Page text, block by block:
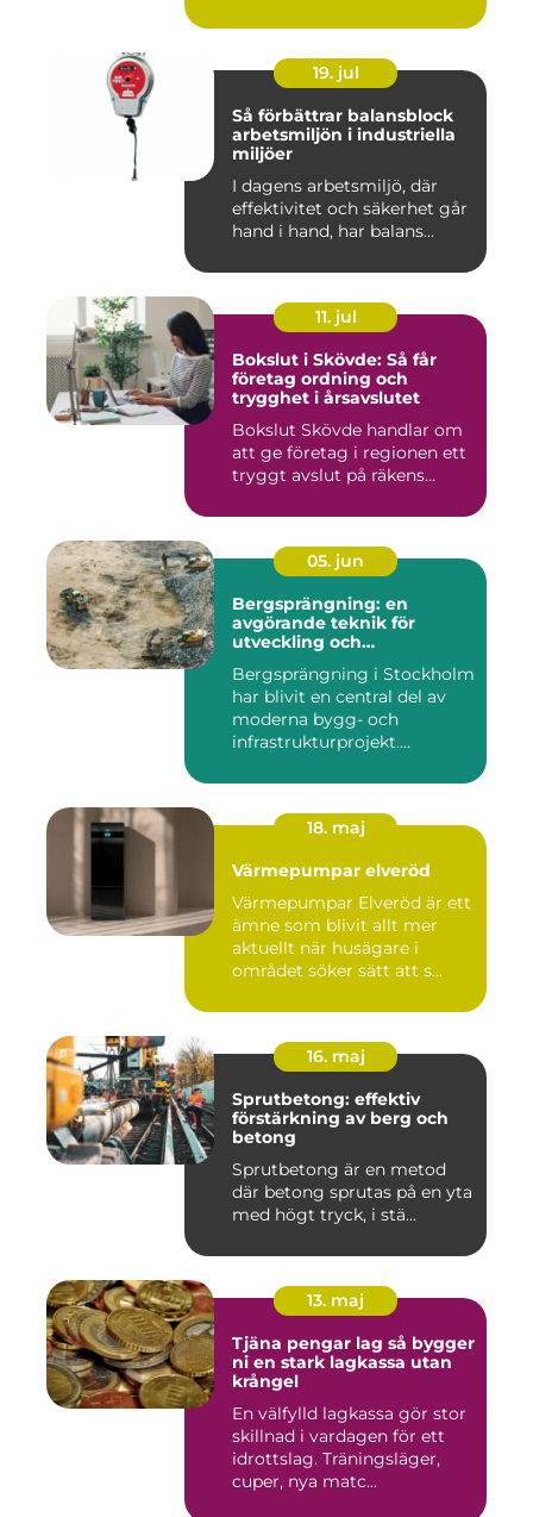
19. jul
Så förbättrar balansblock
arbetsmiljön i industriella
miljöer
I dagens arbetsmiljö, där
effektivitet och säkerhet går
hand i hand, har balans...
11. jul
Bokslut i Skövde: Så får
företag ordning och
trygghet i årsavslutet
Bokslut Skövde handlar om
att ge företag i regionen ett
tryggt avslut på räkens...
05. jun
Bergsprängning: en
avgörande teknik för
utveckling och
Bergsprängning i Stockholm
har blivit en central del av
moderna bygg- och
infrastrukturprojekt....
18. maj
Värmepumpar elveröd
Värmepumpar Elveröd är ett
ämne som blivit allt mer
aktuellt när husägare i
området söker sätt att s...
16. maj
Sprutbetong: effektiv
förstärkning av berg och
betong
Sprutbetong är en metod
där betong sprutas på en yta
med högt tryck, i stä...
13. maj
Tjäna pengar lag så bygger
ni en stark lagkassa utan
krångel
En välfylld lagkassa gör stor
skillnad i vardagen för ett
idrottslag. Träningsläger,
cuper, nya matc...